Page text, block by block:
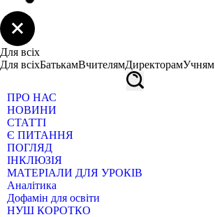
Для всіх
Для всіхБатькамВчителямДиректорамУчням
ПРО НАС
НОВИНИ
СТАТТІ
Є ПИТАННЯ
ПОГЛЯД
ІНКЛЮЗІЯ
МАТЕРІАЛИ ДЛЯ УРОКІВ
Аналітика
Дофамін для освіти
НУШ КОРОТКО